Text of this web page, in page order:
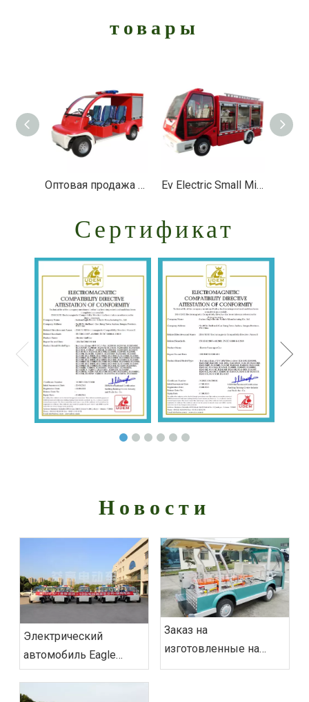
товары
Оптовая продажа производителя 4-местная мини-электрическая пожарная тележка с коробкой - EG6010F Ev Electric Small Mini Firetruck Пожарный автомобиль Пожарная машина - EG6040F
Сертификат
Новости
‌Электрический
автомобиль Eagle
Patrol обеспечит
безопасность на
Заказ на
изготовленные на
заказ электрические